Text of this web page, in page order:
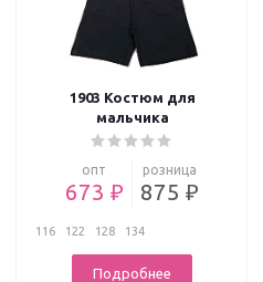
1903 Костюм для
мальчика
опт
673 ₽
розница
875 ₽
116 122 128 134
Подробнее